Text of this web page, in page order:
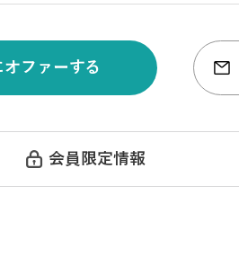
ファーする
会員限定情報